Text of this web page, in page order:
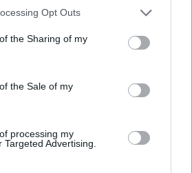
Opt Outs
the Sharing of my
the Sale of my
processing my
Advertising.
intendere che i politici e ‘i
ridicoli” [Ibid].
rimesta nel mortaio un po’
ideologie collettiviste
nuovi argomenti emergenti e
spaziare dalla decrescita